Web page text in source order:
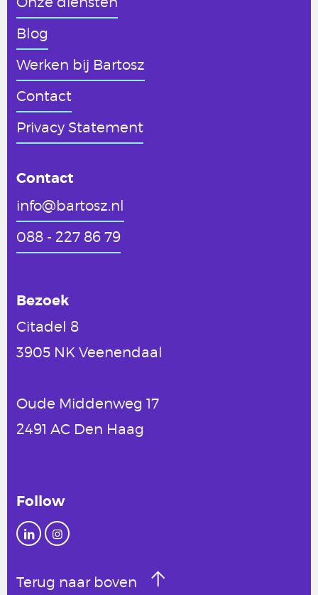
Blog
Werken bij Bartosz
Contact
Privacy Statement
Contact
info@bartosz.nl
088 - 227 86 79
Bezoek
Citadel 8
3905 NK Veenendaal
Oude Middenweg 17
2491 AC Den Haag
Follow
Terug naar boven